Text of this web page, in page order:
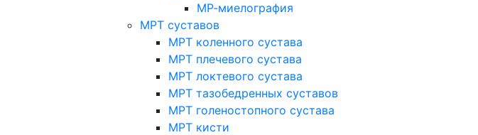
МР-миелография
МРТ суставов
МРТ коленного сустава
МРТ плечевого сустава
МРТ локтевого сустава
МРТ тазобедренных суставов
МРТ голеностопного сустава
МРТ кисти